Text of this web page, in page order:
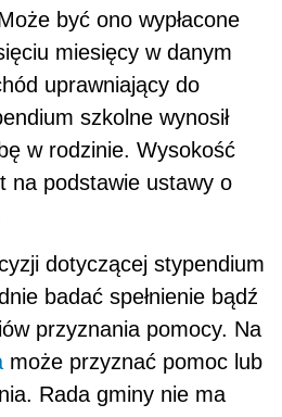
być ono wypłacone
miesięcy w danym
uprawniający do
szkolne wynosił
w rodzinie. Wysokość
na podstawie ustawy o
dotyczącej stypendium
badać spełnienie bądź
przyznania pomocy. Na
może przyznać pomoc lub
Rada gminy nie ma